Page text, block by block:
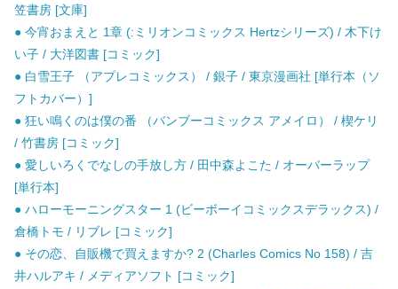
笠書房 [文庫]
● 今宵おまえと 1章 (:ミリオンコミックス Hertzシリーズ) / 木下け
い子 / 大洋図書 [コミック]
● 白雪王子 （アプレコミックス） / 銀子 / 東京漫画社 [単行本（ソ
フトカバー）]
● 狂い鳴くのは僕の番 （バンブーコミックス アメイロ） / 楔ケリ
/ 竹書房 [コミック]
● 愛しいろくでなしの手放し方 / 田中森よこた / オーバーラップ
[単行本]
● ハローモーニングスター 1 (ビーボーイコミックスデラックス) /
倉橋トモ / リブレ [コミック]
● その恋、自販機で買えますか? 2 (Charles Comics No 158) / 吉
井ハルアキ / メディアソフト [コミック]